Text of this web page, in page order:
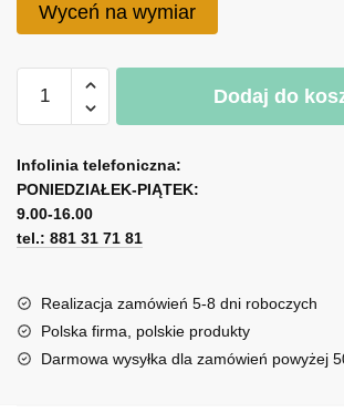
Wyceń na wymiar
Plakat
liczydło
Dodaj do
l
t
e
r
a
t
i
Infolinia telefoniczna:
PONIEDZIAŁEK-PIĄTEK:
9.00-16.00
tel.: 881 31 71 81
Realizacja zamówień 5-8 dni roboczych
Polska firma, polskie produkty
Darmowa wysyłka dla zamówień powyżej